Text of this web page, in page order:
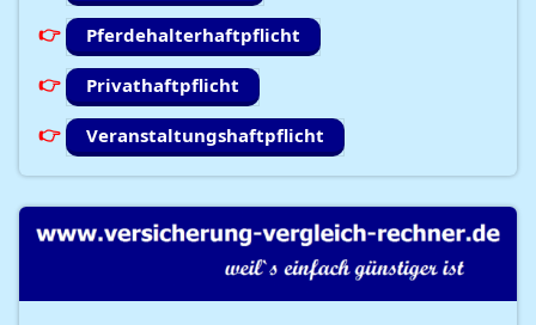
Pferdehalterhaftpflicht
Privathaftpflicht
Veranstaltungshaftpflicht